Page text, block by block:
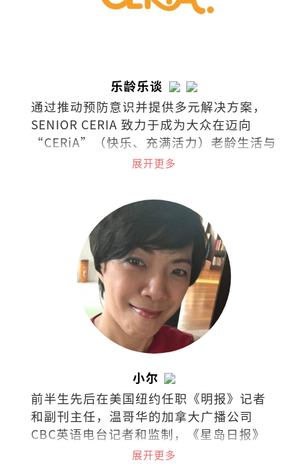
乐龄乐谈
通过推动预防意识并提供多元解决方案，
SENIOR CERIA 致力于成为大众在迈向
“CERiA”（快乐、充满活力）老龄生活与
照护之路上的伙伴。展开更多
小尔
前半生先后在美国纽约任职《明报》记者
和副刊主任，温哥华的加拿大广播公司
CBC英语电台记者和监制，《星岛日报》
及《世界日报》记者，《温哥华中文电视
展开更多